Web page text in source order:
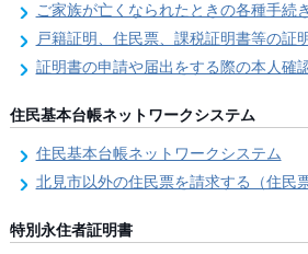
ご家族が亡くなられたときの各種手続
戸籍証明、住民票、課税証明書等の証明書を郵
証明書の申請や届出をする際の本人確
住民基本台帳ネットワークシステム
住民基本台帳ネットワークシステム
北見市以外の住民票を請求する（住民
特別永住者証明書